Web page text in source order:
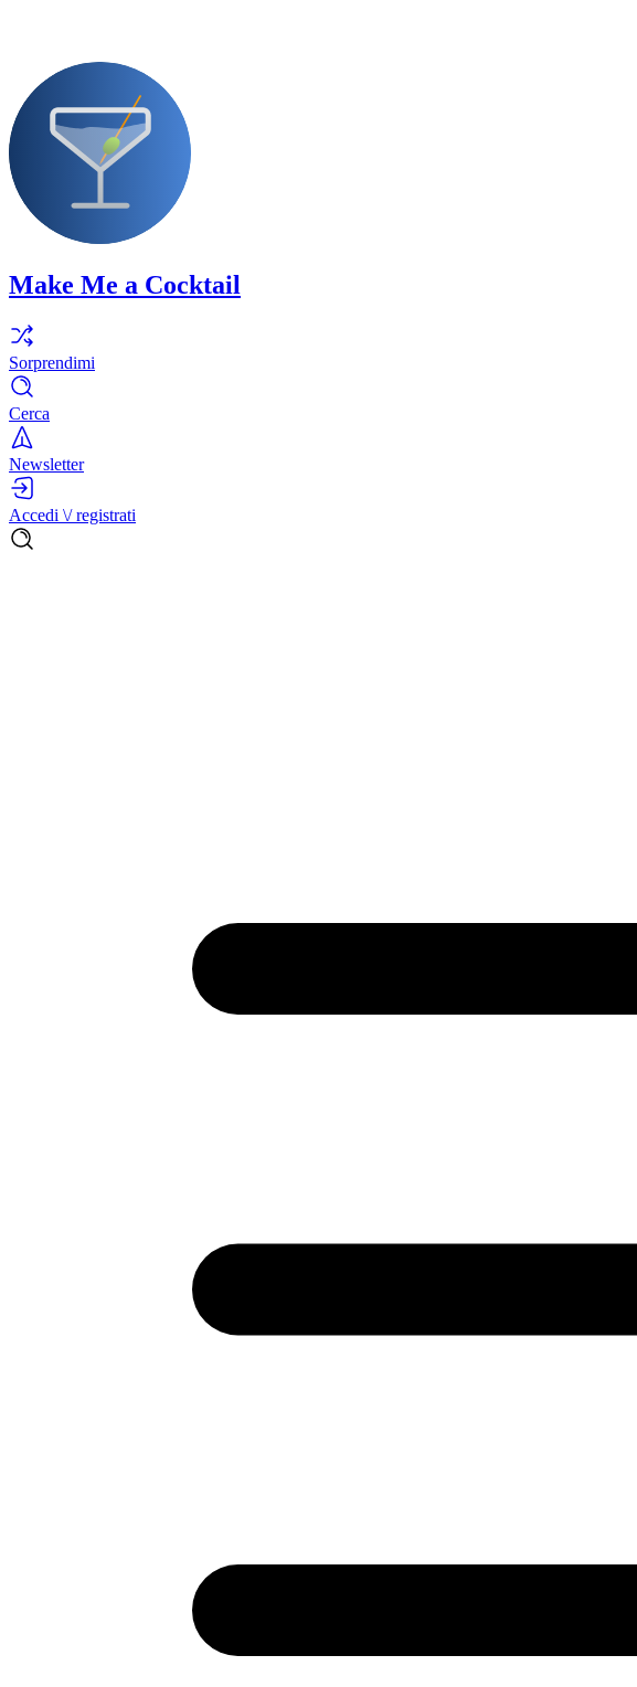
Make Me a Cocktail
Sorprendimi
Cerca
Newsletter
Accedi \/ registrati